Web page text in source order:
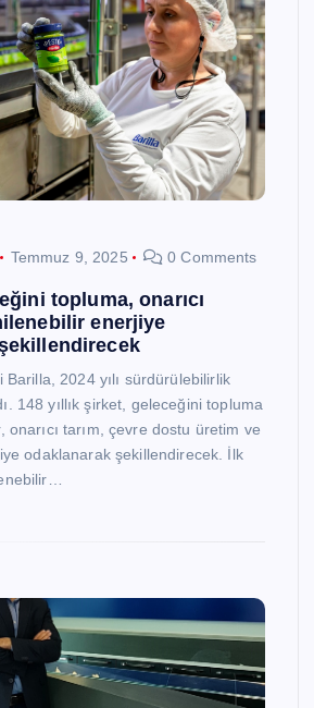
Temmuz 9, 2025 0 Comments
topluma, onarıcı
enerjiye
Barilla, 2024 yılı sürdürülebilirlik
148 yıllık şirket, geleceğini topluma
onarıcı tarım, çevre dostu üretim ve
odaklanarak şekillendirecek. İlk